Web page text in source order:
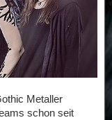
Metaller
schon seit